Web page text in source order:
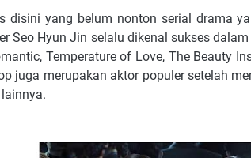
disini yang belum nonton serial drama
Seo Hyun Jin selalu dikenal sukses
Temperature of Love, The Beauty
juga merupakan aktor populer setelah